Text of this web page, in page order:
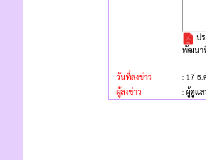
ป
พัฒนา
วันที่ลงข่าว
: 17 ธ.
ผู้ลงข่าว
: ผู้ดูแ